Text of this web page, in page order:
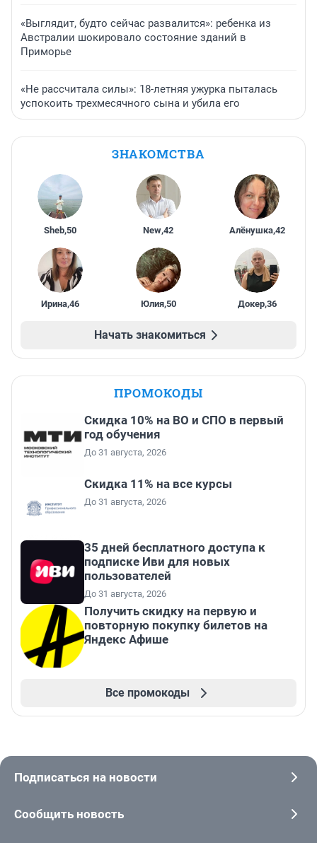
«Выглядит, будто сейчас развалится»: ребенка из
Австралии шокировало состояние зданий в
Приморье
«Не рассчитала силы»: 18-летняя ужурка пыталась
успокоить трехмесячного сына и убила его
ЗНАКОМСТВА
Sheb,50 New,42 Алёнушка,42
Ирина,46 Юлия,50 Докер,36
Начать знакомиться
ПРОМОКОДЫ
Скидка 10% на ВО и СПО в первый
год обучения
До 31 августа, 2026
Скидка 11% на все курсы
До 31 августа, 2026
35 дней бесплатного доступа к
подписке Иви для новых
пользователей
До 31 августа, 2026
Получить скидку на первую и
повторную покупку билетов на
Яндекс Афише
Все промокоды
Подписаться на новости
Сообщить новость